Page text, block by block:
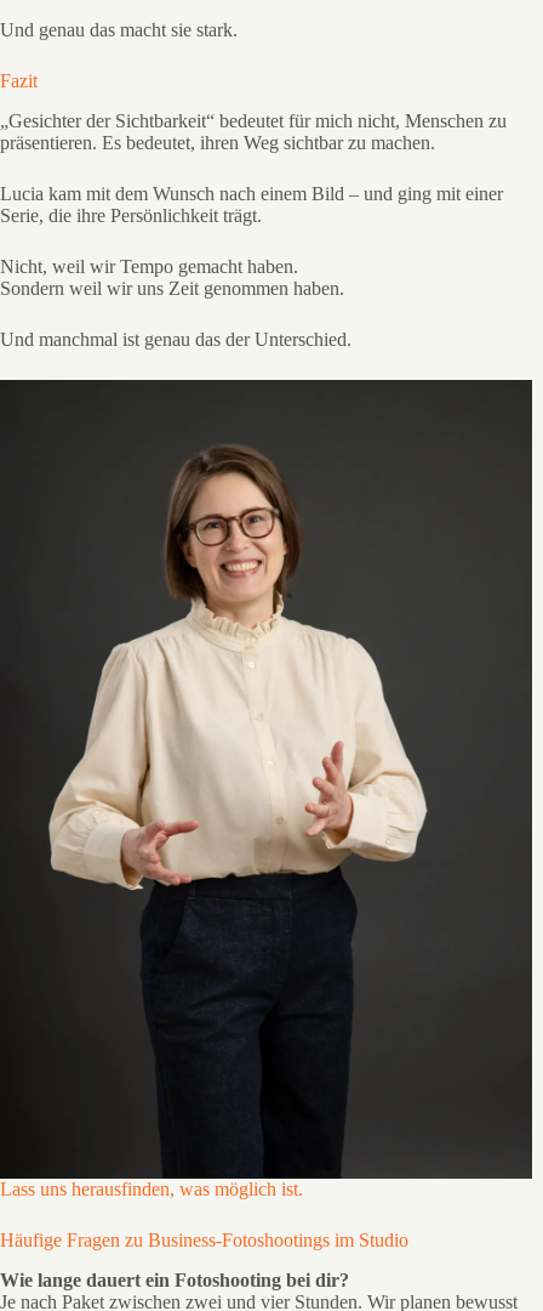
Und genau das macht sie stark.
Fazit
„Gesichter der Sichtbarkeit“ bedeutet für mich nicht, Menschen zu
präsentieren. Es bedeutet, ihren Weg sichtbar zu machen.
Lucia kam mit dem Wunsch nach einem Bild – und ging mit einer
Serie, die ihre Persönlichkeit trägt.
Nicht, weil wir Tempo gemacht haben.
Sondern weil wir uns Zeit genommen haben.
Und manchmal ist genau das der Unterschied.
Lass uns herausfinden, was möglich ist.
Häufige Fragen zu Business-Fotoshootings im Studio
Wie lange dauert ein Fotoshooting bei dir?
Je nach Paket zwischen zwei und vier Stunden. Wir planen bewusst